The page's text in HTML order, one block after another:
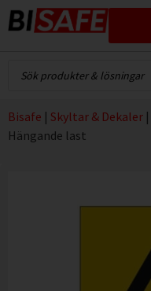
Bisafe | Skyltar & Dekaler |
Hängande last